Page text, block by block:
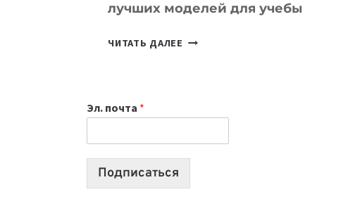
лучших моделей для учебы
ЧИТАТЬ ДАЛЕЕ КАКОЙ
2026:
10
Эл. почта *
Подписаться